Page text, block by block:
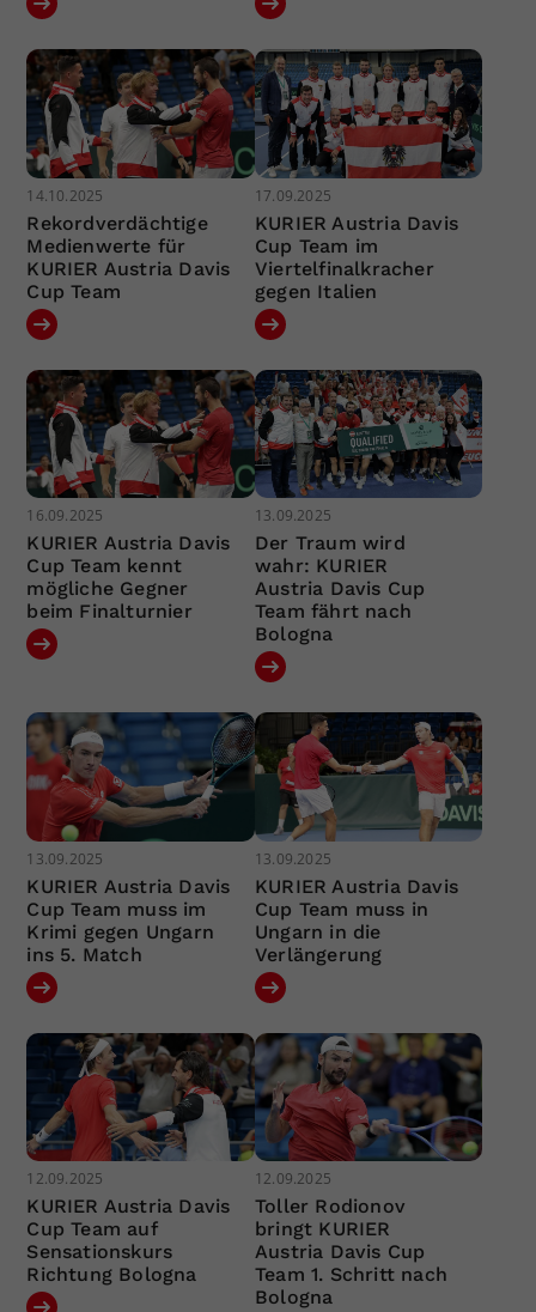
14.10.2025
Rekordverdächtige
Medienwerte für
KURIER Austria Davis
Cup Team
17.09.2025
KURIER Austria Davis
Cup Team im
Viertelfinalkracher
gegen Italien
16.09.2025
KURIER Austria Davis
Cup Team kennt
mögliche Gegner
beim Finalturnier
13.09.2025
Der Traum wird
wahr: KURIER
Austria Davis Cup
Team fährt nach
Bologna
13.09.2025
KURIER Austria Davis
Cup Team muss im
Krimi gegen Ungarn
ins 5. Match
13.09.2025
KURIER Austria Davis
Cup Team muss in
Ungarn in die
Verlängerung
12.09.2025
KURIER Austria Davis
Cup Team auf
Sensationskurs
Richtung Bologna
12.09.2025
Toller Rodionov
bringt KURIER
Austria Davis Cup
Team 1. Schritt nach
Bologna